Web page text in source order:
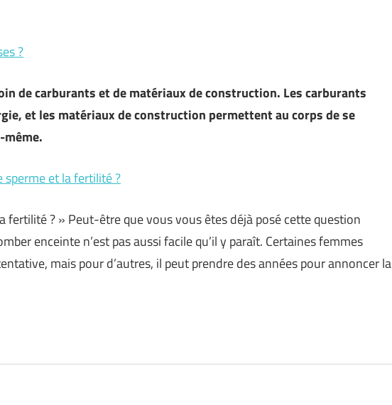
?
de carburants et de matériaux de construction. Les carburants
et les matériaux de construction permettent au corps de se
et la fertilité ?
fertilité ? » Peut-être que vous vous êtes déjà posé cette question
enceinte n’est pas aussi facile qu’il y paraît. Certaines femmes
mais pour d’autres, il peut prendre des années pour annoncer la